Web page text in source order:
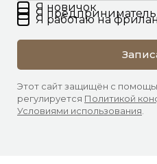
Я новичок
Я предприниматель
Я работаю на
Этот сайт защищён с
регулируется Политикой
Условиями использования.